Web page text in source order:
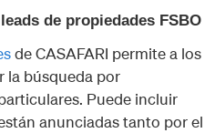
de propiedades FSBO
de CASAFARI permite a los
la búsqueda por
Puede incluir
anunciadas tanto por el